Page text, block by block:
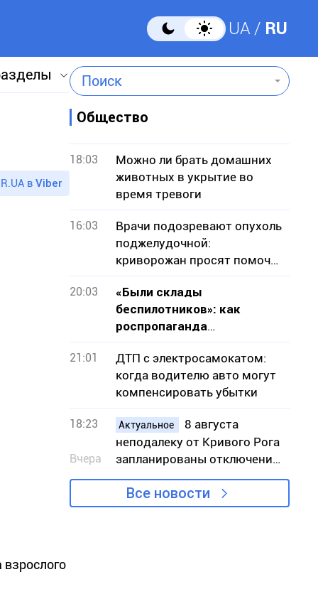
UA RU
Поиск
в Viber
Общество
18:03
Можно ли брать домашних
животных в укрытие во
время тревоги
16:03
Врачи подозревают опухоль
поджелудочной:
криворожан просят помочь
собрать средства на
операцию
20:03
«Были склады
беспилотников»: как
роспропаганда
оправдывает уничтожение
Эпицентра в Кривом Роге
21:01
ДТП с электросамокатом:
когда водителю авто могут
компенсировать убытки
18:23
Вчера
Актуальное
8 августа
неподалеку от Кривого Рога
запланированы отключения
света – адреса
Все новости